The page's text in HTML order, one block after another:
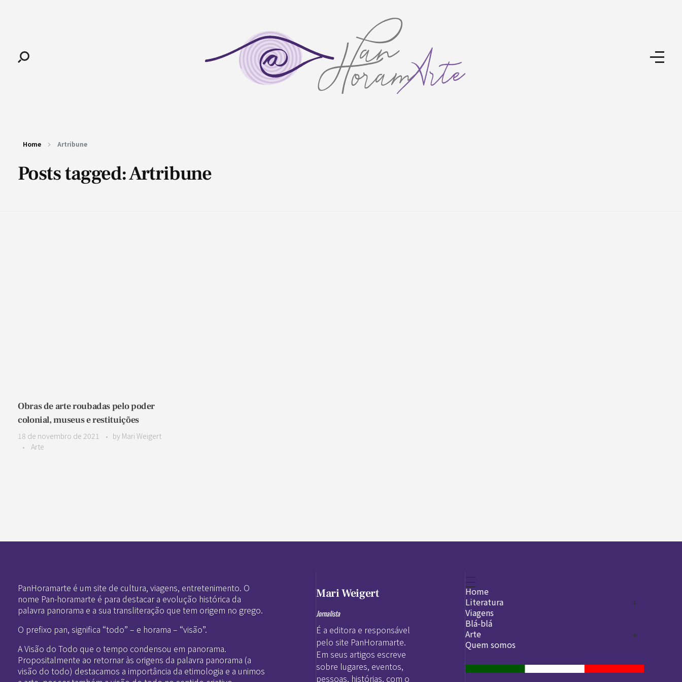
Home Artribune
Posts tagged: Artribune
Obras de arte roubadas pelo poder
colonial, museus e restituições
18 de novembro de 2021 by Mari Weigert
Arte
PanHoramarte é um site de cultura, viagens, entretenimento. O
nome Pan-horamarte é para destacar a evolução histórica da
palavra panorama e a sua transliteração que tem origem no grego.
O prefixo pan, significa “todo” – e horama – “visão”.
A Visão do Todo que o tempo condensou em panorama.
Propositalmente ao retornar às origens da palavra panorama (a
visão do todo) destacamos a importância da etimologia e a unimos
Mari Weigert
Jornalista
É a editora e responsável
pelo site PanHoramarte.
Em seus artigos escreve
sobre lugares, eventos,
pessoas, histórias, com o
Home
Literatura
Legado
Viagens
Blá-blá
Arte
O que é arte
DesignSocial
Quem somos